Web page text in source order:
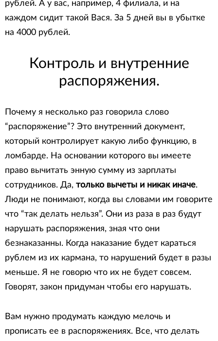
рублей. А у вас, например, 4 филиала, и на
каждом сидит такой Вася. За 5 дней вы в убытке
на 4000 рублей.
Контроль и внутренние
распоряжения.
Почему я несколько раз говорила слово
“распоряжение”? Это внутренний документ,
который контролирует какую либо функцию, в
ломбарде. На основании которого вы имеете
право вычитать энную сумму из зарплаты
сотрудников. Да, только вычеты и никак иначе.
Люди не понимают, когда вы словами им говорите
что “так делать нельзя”. Они из раза в раз будут
нарушать распоряжения, зная что они
безнаказанны. Когда наказание будет караться
рублем из их кармана, то нарушений будет в разы
меньше. Я не говорю что их не будет совсем.
Говорят, закон придуман чтобы его нарушать.
Вам нужно продумать каждую мелочь и
прописать ее в распоряжениях. Все, что делать